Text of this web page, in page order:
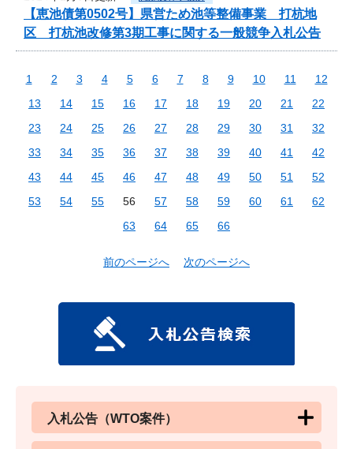
【恵池債第0502号】県営ため池等整備事業 打杭地
区 打杭池改修第3期工事に関する一般競争入札公告
1 2 3 4 5 6 7 8 9 10 11
12
13
14 15 16 17 18 19 20 21
22
23
24 25 26 27 28 29 30 31
32
33
34 35 36 37 38 39 40 41
42
43
44 45 46 47 48 49 50 51
52
53
54 55 56 57 58 59 60 61
62
63
64 65 66
前のページへ 次のページへ
入札公告（WTO案件）